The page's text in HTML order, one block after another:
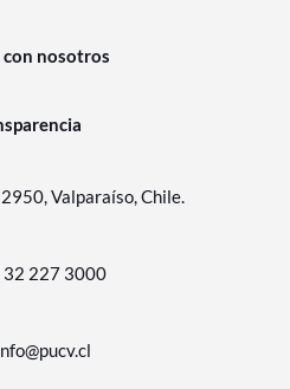
con nosotros
Valparaíso, Chile.
32 227 3000